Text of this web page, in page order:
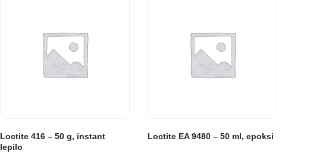
Loctite 416 – 50 g, instant
lepilo
Loctite EA 9480 – 50 ml, epoksi